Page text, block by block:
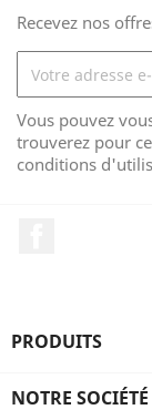
Recevez nos
Vous pouvez
trouverez pour
conditions
PRODUITS
NOTRE SOCIÉTÉ